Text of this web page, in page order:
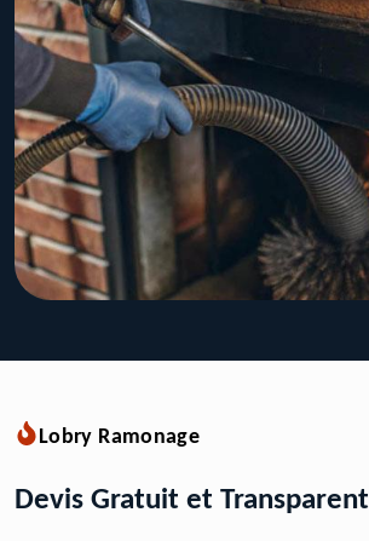
Lobry Ramonage
Devis Gratuit et Transparent